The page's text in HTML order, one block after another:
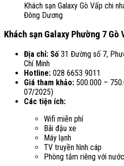
Khách sạn Galaxy Gò Vấp chi
Đông Dương
Khách sạn Galaxy Phường 7 Gò
Địa chỉ: Số31 Đường số 7,
Chí Minh
Hotline: 028 6653 9011
Giá tham khảo: 500.000 –
07/2025)
Các tiện ích:
Wifi miễn phí
Bãi đậu xe
Máy lạnh
TV truyền hình cáp
Phòng tắm riêng với